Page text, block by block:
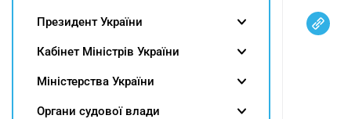
Президент України
Кабінет Міністрів України
Міністерства України
Органи судової влади